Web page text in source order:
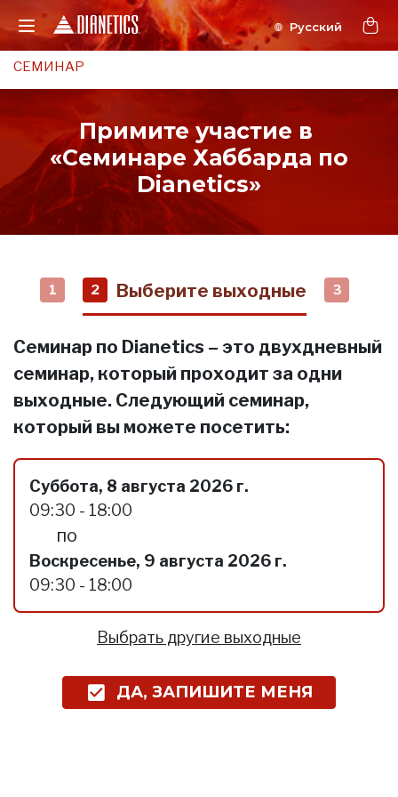
СЕМИНАР
Примите участие в
«Семинаре Хаббарда по
Dianetics»
1 2 Выберите выходные 3
Семинар по Dianetics – это двухдневный
семинар, который проходит за одни
выходные. Следующий семинар,
который вы можете посетить:
Суббота, 8 августа 2026 г.
09:30 - 18:00
по
Воскресенье, 9 августа 2026 г.
09:30 - 18:00
Выбрать другие выходные
ДА, ЗАПИШИТЕ МЕНЯ